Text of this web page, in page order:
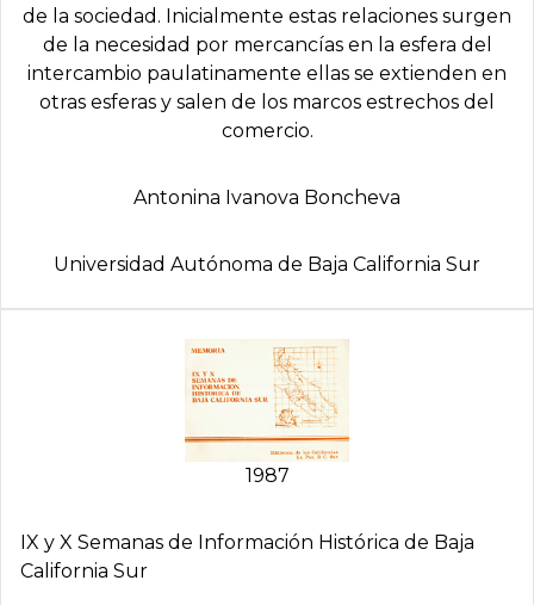
de la sociedad. Inicialmente estas relaciones surgen
de la necesidad por mercancías en la esfera del
intercambio paulatinamente ellas se extienden en
otras esferas y salen de los marcos estrechos del
comercio.
Antonina Ivanova Boncheva
Universidad Autónoma de Baja California Sur
1987
IX y X Semanas de Información Histórica de Baja
California Sur